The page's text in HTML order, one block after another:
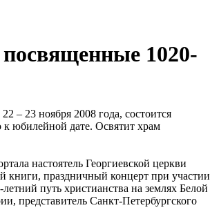
1020-
– 23 ноября 2008 года, состоится
к юбилейной дате. Освятит храм
настоятель Георгиевской церкви
книги, праздничный концерт при участии
путь христианства на землях Белой
представитель Санкт-Петербургского